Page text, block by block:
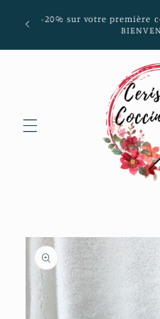
au
-20% sur votre première
Passer aux
informations
produits